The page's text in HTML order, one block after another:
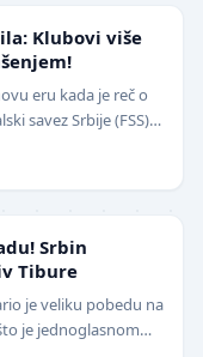
Klubovi više
eru kada je reč o
savez Srbije (FSS)
Srbin
Tibure
je veliku pobedu na
je jednoglasnom